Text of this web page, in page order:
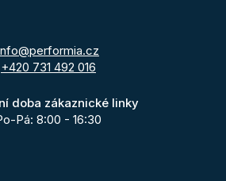
+420 731 492 016
doba zákaznické linky
Pá: 8:00 - 16:30